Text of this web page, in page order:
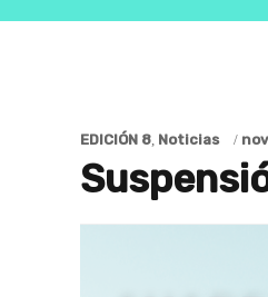
EDICIÓN 8, Noticias